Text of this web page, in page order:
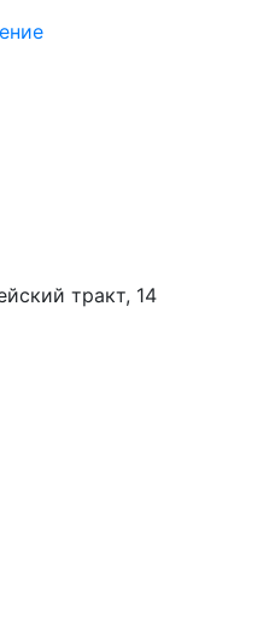
тракт, 14